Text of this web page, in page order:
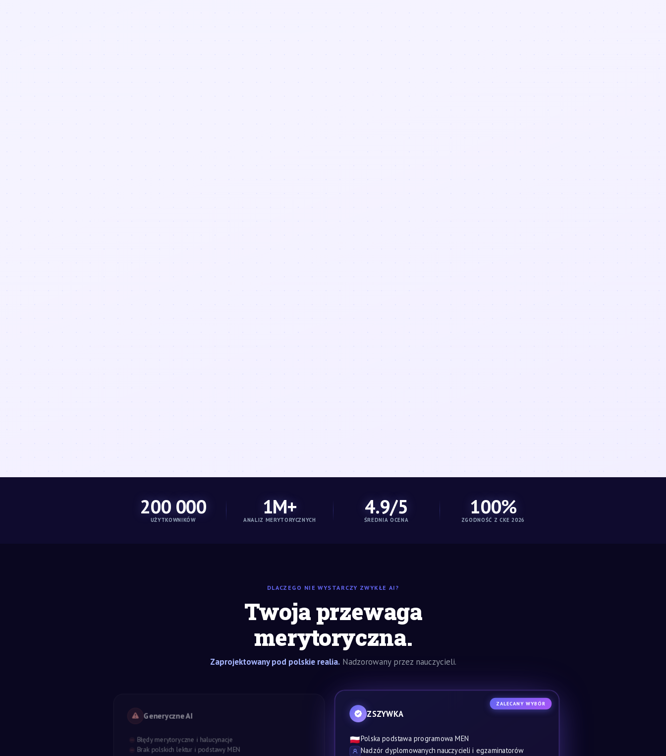
200 000
UŻYTKOWNIKÓW
1M+
ANALIZ MERYTORYCZNYCH
4.9/5
ŚREDNIA OCENA
100%
ZGODNOŚĆ Z CKE 2026
DLACZEGO NIE WYSTARCZY ZWYKŁE AI?
Twoja przewaga
merytoryczna.
Zaprojektowany pod polskie realia.Nadzorowany przez nauczycieli.
Generyczne AI
Błędy merytoryczne i halucynacje
Brak polskich lektur i podstawy MEN
ZALECANY WYBÓR
ZSZYWKA
🇵🇱Polska podstawa programowa MEN
Nadzór dyplomowanych nauczycieli i egzaminatorów